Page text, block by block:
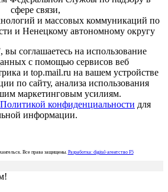
сфере связи,
и массовых коммуникаций по
и Ненецкому автономному округу
соглашаетесь на использование
с помощью сервисов веб
и top.mail.ru на вашем устройстве
по сайту, анализа использования
маркетинговым усилиям.
Политикой конфиденциальности для
информации.
Все права защищены. Разработка: digital-агентство F5